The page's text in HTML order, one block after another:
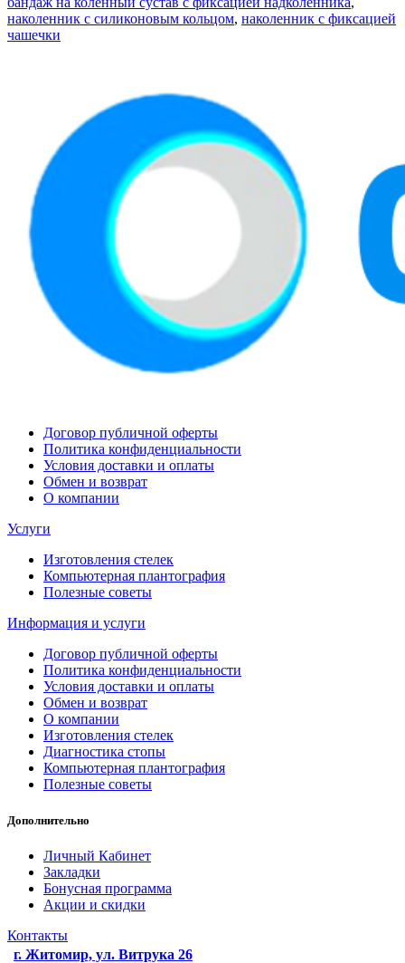
наколенник с силиконовым кольцом, наколенник с фиксацией
чашечки
Договор публичной оферты
Политика конфиденциальности
Условия доставки и оплаты
Обмен и возврат
О компании
Услуги
Изготовления стелек
Компьютерная плантография
Полезные советы
Информация и услуги
Договор публичной оферты
Политика конфиденциальности
Условия доставки и оплаты
Обмен и возврат
О компании
Изготовления стелек
Диагностика стопы
Компьютерная плантография
Полезные советы
Дополнительно
Личный Кабинет
Закладки
Бонусная программа
Акции и скидки
Контакты
г. Житомир, ул. Витрука 26